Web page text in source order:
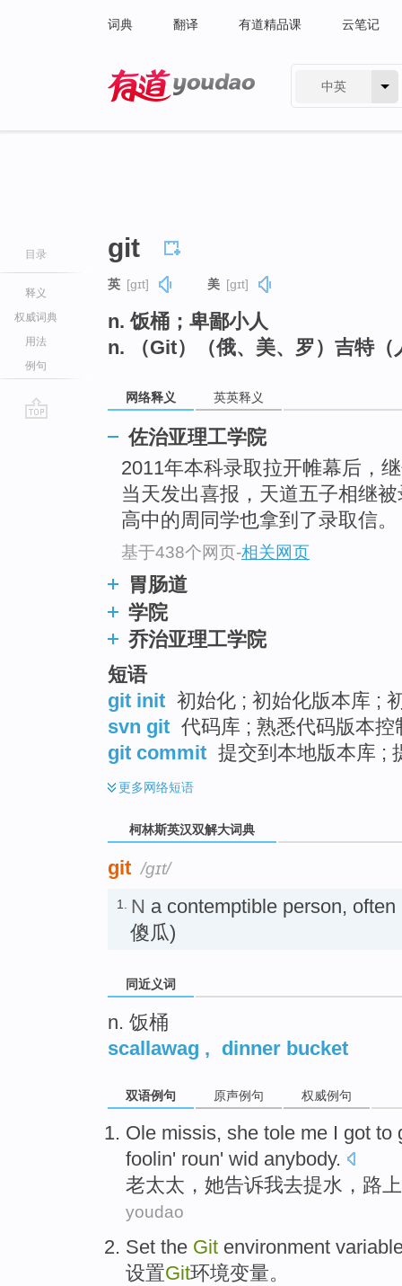
词典 翻译 有道精品课 云笔记
中英
目录
释义
权威词典
用法
例句
git
英 [ɡɪt] 美 [ɡɪt]
n. 饭桶；卑鄙小人
n. （Git）（俄、美、罗）吉特（
网络释义 英英释义
佐治亚理工学院
2011年本科录取拉开帷幕后，继
当天发出喜报，天道五子相继
高中的周同学也拿到了录取信。
基于438个网页-相关网页
胃肠道
学院
乔治亚理工学院
短语
git init 初始化 ; 初始化版本库 ;
svn git 代码库 ; 熟悉代码版本
git commit 提交到本地版本库 ;
更多网络短语
柯林斯英汉双解大词典
git /ɡɪt/
1. N a contemptible person,
傻瓜)
同近义词
n. 饭桶
scallawag , dinner bucket
双语例句 原声例句 权威例句
Ole missis, she tole me I got to
foolin' roun' wid anybody.
老太太 ， 她告诉我去提水，路上
youdao
Set the Git environment
设置Git环境变量。